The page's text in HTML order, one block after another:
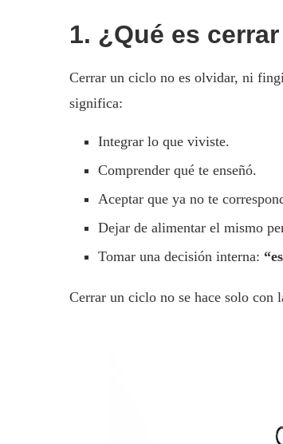
1. ¿Qué es
Cerrar un ciclo no es olvidar, ni
significa:
Integrar lo que viviste.
Comprender qué te enseñó.
Aceptar que ya no te
Dejar de alimentar el mismo
Tomar una decisión interna:
Cerrar un ciclo no se hace solo con